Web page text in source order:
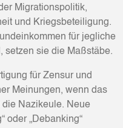
Migrationspolitik,
und Kriegsbeteiligung.
für jegliche
setzen sie die Maßstäbe.
für Zensur und
Meinungen, wenn das
Nazikeule. Neue
oder „Debanking“